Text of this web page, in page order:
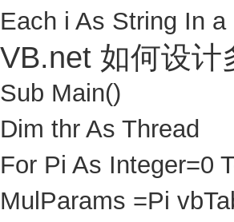
Each i As String In
VB.net 如何设计
Sub Main()
Dim thr As Thread
For Pi As Integer=0
MulParams =Pi